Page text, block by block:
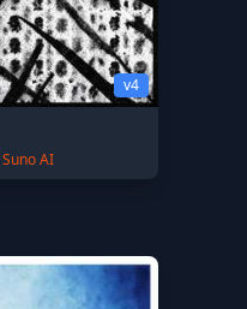
v4
Suno AI